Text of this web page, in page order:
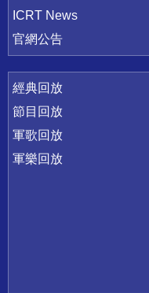
ICRT News
官網公告
經典回放
節目回放
軍歌回放
軍樂回放